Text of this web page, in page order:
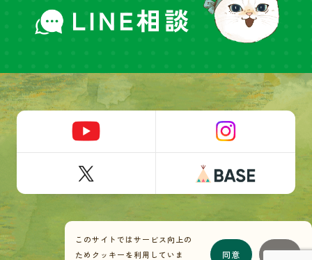
© NECOYA Inc.
このサイトではサービス向上の
ためクッキーを利用していま
同意 拒否